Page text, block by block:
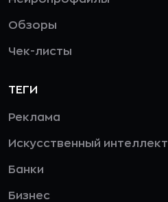
Обзоры
Чек-листы
ТЕГИ
Реклама
Искусственный интеллект
Банки
Бизнес